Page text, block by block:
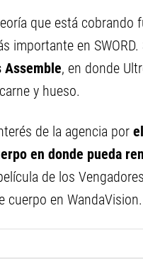
que está cobrando
importante en
Assemble, en donde
y hueso.
de la agencia por
en donde pueda
de los
cuerpo en WandaVision.